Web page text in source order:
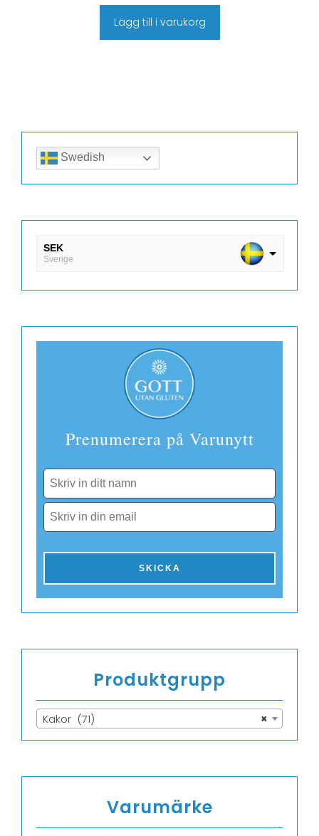
Lägg till i varukorg
Swedish
SEK
Sverige
EUR
Prenumerera på Varunytt
Produktgrupp
×
Kakor (71)
Varumärke